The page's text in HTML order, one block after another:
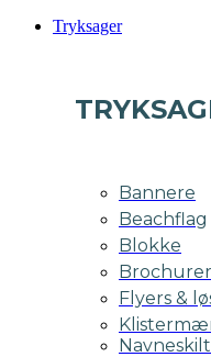
Tryksager
Bannere
Beachflag
Blokke
Flyers &